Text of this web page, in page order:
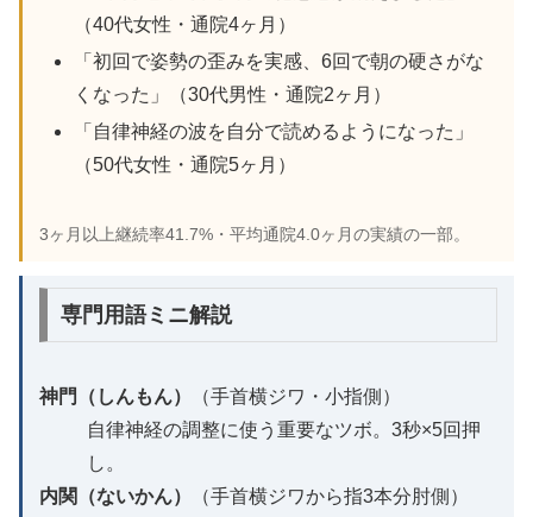
（40代女性・通院4ヶ月）
「初回で姿勢の歪みを実感、6回で朝の硬さがな
くなった」（30代男性・通院2ヶ月）
「自律神経の波を自分で読めるようになった」
（50代女性・通院5ヶ月）
3ヶ月以上継続率41.7%・平均通院4.0ヶ月の実績の一部。
専門用語ミニ解説
神門（しんもん）
（手首横ジワ・小指側）
自律神経の調整に使う重要なツボ。3秒×5回押
し。
内関（ないかん）
（手首横ジワから指3本分肘側）